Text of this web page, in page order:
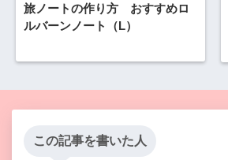
旅ノートの作り方 おすすめロ
ルバーンノート（L）
この記事を書いた人